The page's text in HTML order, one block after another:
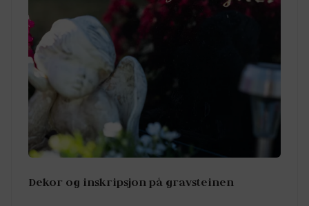
Dekor og inskripsjon på gravsteinen